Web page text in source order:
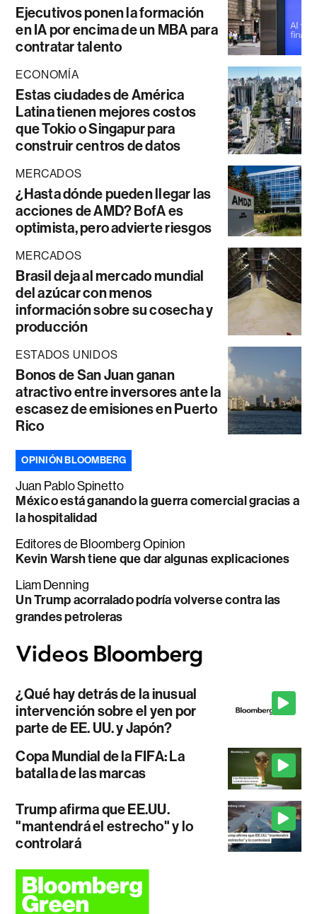
Ejecutivos ponen la formación
en IA por encima de un MBA para
contratar talento
ECONOMÍA
Estas ciudades de América
Latina tienen mejores costos
que Tokio o Singapur para
construir centros de datos
MERCADOS
¿Hasta dónde pueden llegar las
acciones de AMD? BofA es
optimista, pero advierte riesgos
MERCADOS
Brasil deja al mercado mundial
del azúcar con menos
información sobre su cosecha y
producción
ESTADOS UNIDOS
Bonos de San Juan ganan
atractivo entre inversores ante la
escasez de emisiones en Puerto
Rico
OPINIÓN BLOOMBERG
Juan Pablo Spinetto
México está ganando la guerra comercial gracias a
la hospitalidad
Editores de Bloomberg Opinion
Kevin Warsh tiene que dar algunas explicaciones
Liam Denning
Un Trump acorralado podría volverse contra las
grandes petroleras
¿Qué hay detrás de la inusual
intervención sobre el yen por
parte de EE. UU. y Japón?
Copa Mundial de la FIFA: La
batalla de las marcas
Trump afirma que EE.UU.
"mantendrá el estrecho" y lo
controlará